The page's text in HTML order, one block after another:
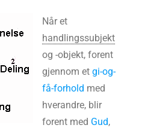
Når et
handlingssubjekt
og -objekt, forent
gjennom et gi-og-
få-forhold med
hverandre, blir
forent med Gud,